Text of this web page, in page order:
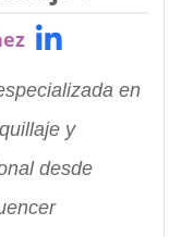
en
y
desde